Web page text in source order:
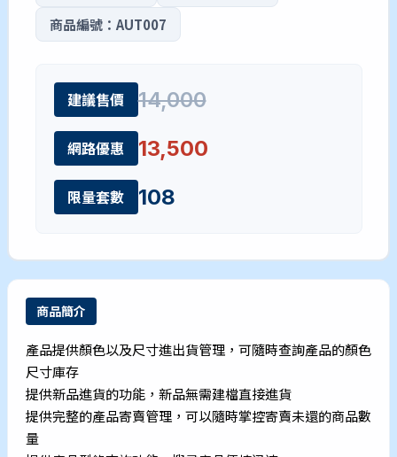
商品編號：AUT007
建議售價 14,000
網路優惠 13,500
限量套數 108
商品簡介
產品提供顏色以及尺寸進出貨管理，可隨時查詢產品的顏色
尺寸庫存
提供新品進貨的功能，新品無需建檔直接進貨
提供完整的產品寄賣管理，可以隨時掌控寄賣未還的商品數
量